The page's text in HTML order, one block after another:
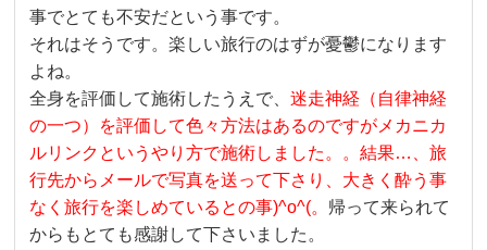
事でとても不安だという事です。
それはそうです。楽しい旅行のはずが憂鬱になります
よね。
全身を評価して施術したうえで、迷走神経（自律神経
の一つ）を評価して色々方法はあるのですがメカニカ
ルリンクというやり方で施術しました。。結果…、旅
行先からメールで写真を送って下さり、大きく酔う事
なく旅行を楽しめているとの事)^o^(。 帰って来られて
からもとても感謝して下さいました。